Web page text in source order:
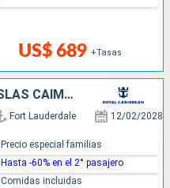
US$ 689 +Tasas
BAHAMAS, HAITI, JAMAICA, ISLAS CAIMÁN, ESTADOS UNIDOS
Fort Lauderdale 12/02/2028
Precio especial familias
Hasta -60% en el 2° pasajero
Comidas incluidas